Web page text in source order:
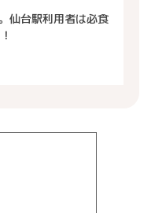
仙台駅利用者は必食